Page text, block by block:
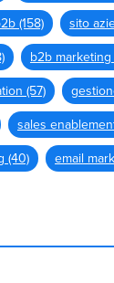
(158) sito
b2b marketing
(57)
sales
(40) email